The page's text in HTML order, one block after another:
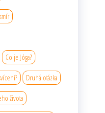
Co je Jóga?
Druhá otázka
života